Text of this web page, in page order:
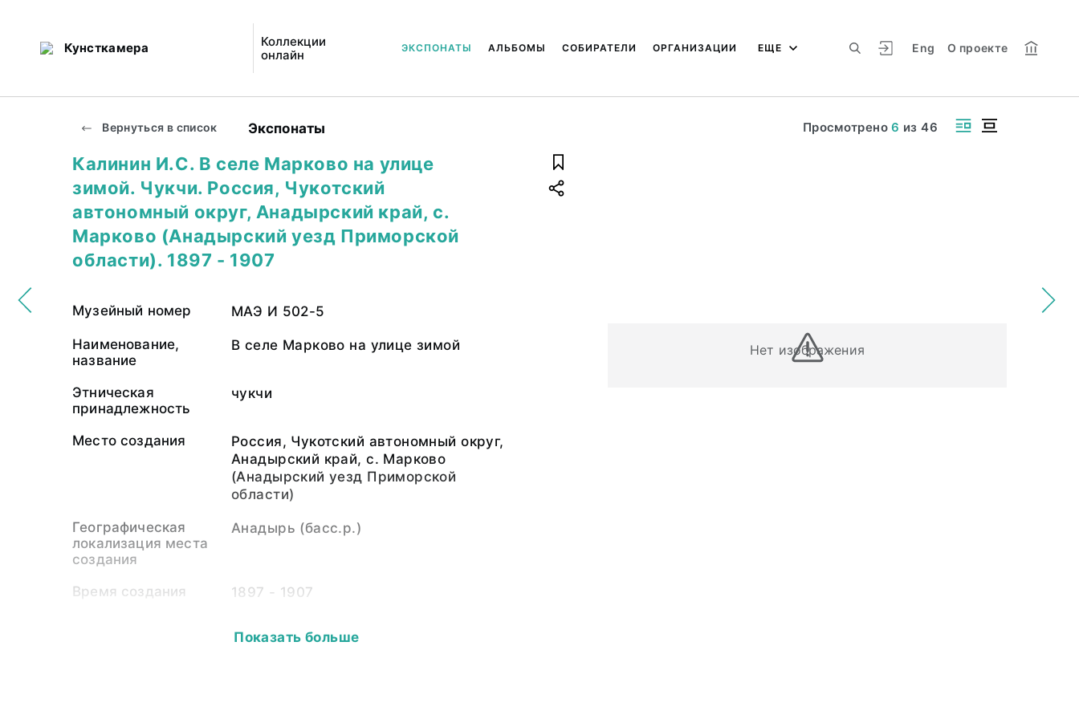
Кунсткамера
Коллекции
онлайн
Eng О проекте
ЭКСПОНАТЫ АЛЬБОМЫ СОБИРАТЕЛИ ОРГАНИЗАЦИИ ЕЩЕ
Вернуться в список Экспонаты Просмотрено6 из46
Нет изображения
Калинин И.С. В селе Марково на улице
зимой. Чукчи. Россия, Чукотский
автономный округ, Анадырский край, с.
Марково (Анадырский уезд Приморской
области). 1897 - 1907
Музейный номер МАЭ И 502-5
Наименование,
название
В селе Марково на улице зимой
Этническая
принадлежность
чукчи
Место создания
Россия, Чукотский автономный округ,
Анадырский край, с. Марково
(Анадырский уезд Приморской
области)
Географическая
локализация места
создания
Анадырь (басс.р.)
Время создания 1897 - 1907
Показать больше